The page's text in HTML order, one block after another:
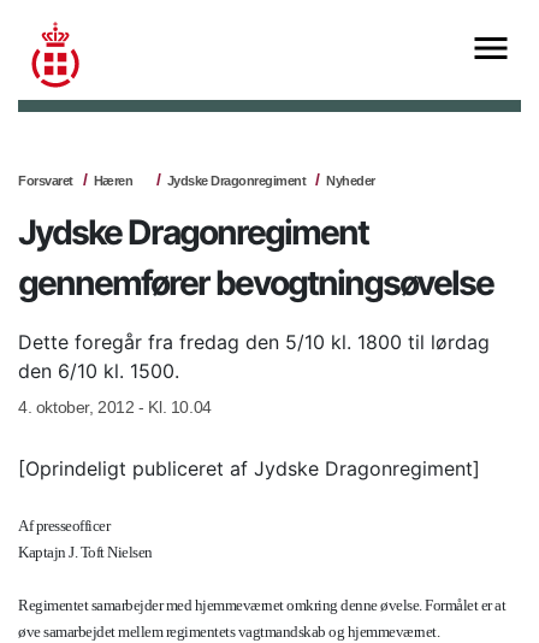
Forsvaret Hæren Jydske Dragonregiment Nyheder
Jydske Dragonregiment
gennemfører bevogtningsøvelse
Dette foregår fra fredag den 5/10 kl. 1800 til lørdag
den 6/10 kl. 1500.
4. oktober, 2012 - Kl. 10.04
[Oprindeligt publiceret af Jydske Dragonregiment]
Af presseofficer
Kaptajn J. Toft Nielsen
Regimentet samarbejder med hjemmeværnet omkring denne øvelse. Formålet er at
øve samarbejdet mellem regimentets vagtmandskab og hjemmeværnet.